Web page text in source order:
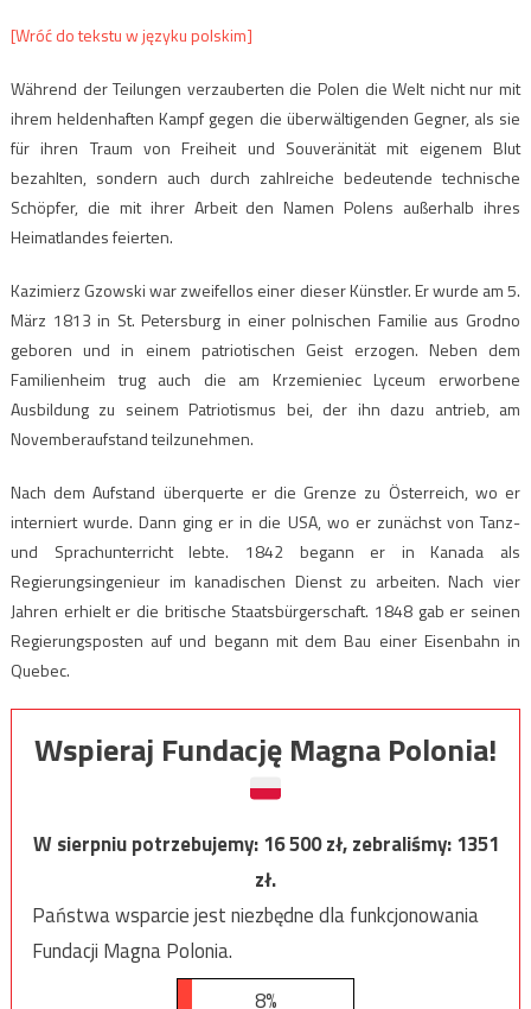
[Wróć do tekstu w języku polskim]
Während der Teilungen verzauberten die Polen die Welt nicht nur mit
ihrem heldenhaften Kampf gegen die überwältigenden Gegner, als sie
für ihren Traum von Freiheit und Souveränität mit eigenem Blut
bezahlten, sondern auch durch zahlreiche bedeutende technische
Schöpfer, die mit ihrer Arbeit den Namen Polens außerhalb ihres
Heimatlandes feierten.
Kazimierz Gzowski war zweifellos einer dieser Künstler. Er wurde am 5.
März 1813 in St. Petersburg in einer polnischen Familie aus Grodno
geboren und in einem patriotischen Geist erzogen. Neben dem
Familienheim trug auch die am Krzemieniec Lyceum erworbene
Ausbildung zu seinem Patriotismus bei, der ihn dazu antrieb, am
Novemberaufstand teilzunehmen.
Nach dem Aufstand überquerte er die Grenze zu Österreich, wo er
interniert wurde. Dann ging er in die USA, wo er zunächst von Tanz-
und Sprachunterricht lebte. 1842 begann er in Kanada als
Regierungsingenieur im kanadischen Dienst zu arbeiten. Nach vier
Jahren erhielt er die britische Staatsbürgerschaft. 1848 gab er seinen
Regierungsposten auf und begann mit dem Bau einer Eisenbahn in
Quebec.
Wspieraj Fundację Magna Polonia!
W sierpniu potrzebujemy:16 500zł, zebraliśmy:1351
zł.
Państwa wsparcie jest niezbędne dla funkcjonowania
Fundacji Magna Polonia.
8%